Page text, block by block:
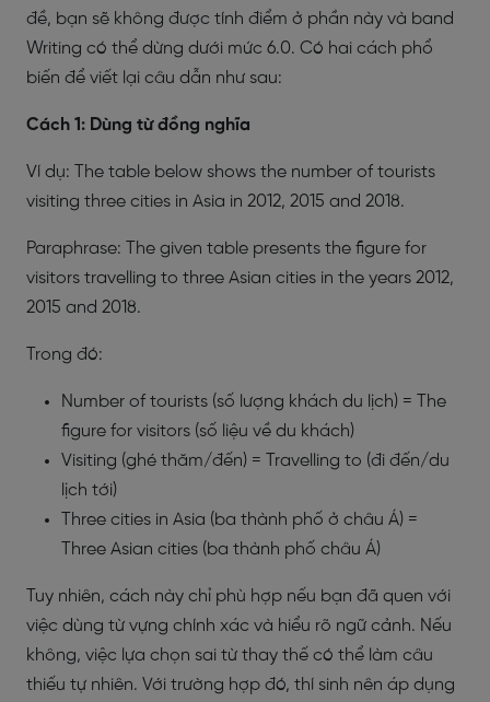
đề, bạn sẽ không được tính điểm ở phần này và band
Writing có thể dừng dưới mức 6.0. Có hai cách phổ
biến để viết lại câu dẫn như sau:
Cách 1: Dùng từ đồng nghĩa
Ví dụ: The table below shows the number of tourists
visiting three cities in Asia in 2012, 2015 and 2018.
Paraphrase: The given table presents the figure for
visitors travelling to three Asian cities in the years 2012,
2015 and 2018.
Trong đó:
Number of tourists (số lượng khách du lịch) = The
figure for visitors (số liệu về du khách)
Visiting (ghé thăm/đến) = Travelling to (đi đến/du
lịch tới)
Three cities in Asia (ba thành phố ở châu Á) =
Three Asian cities (ba thành phố châu Á)
Tuy nhiên, cách này chỉ phù hợp nếu bạn đã quen với
việc dùng từ vựng chính xác và hiểu rõ ngữ cảnh. Nếu
không, việc lựa chọn sai từ thay thế có thể làm câu
thiếu tự nhiên. Với trường hợp đó, thí sinh nên áp dụng